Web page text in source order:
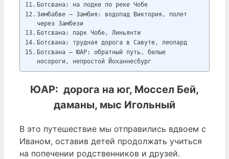
Ботсвана: на лодке по реке Чобе
Зимбабве — Замбия: водопад Виктория, полет
через Замбези
Ботсвана: парк Чобе, Линьянти
Ботсвана: трудная дорога в Савуте, леопард
Ботсвана — ЮАР: обратный путь, белые
носороги, непростой Йоханнесбург
ЮАР: дорога на юг, Моссел Бей,
даманы, мыс Игольный
В это путешествие мы отправились вдвоем с
Иваном, оставив детей продолжать учиться
на попечении родственников и друзей.